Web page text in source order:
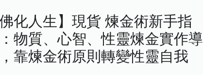
佛化人生】現貨 煉金術新手指
物質、心智、性靈煉金實作導
靠煉金術原則轉變性靈自我